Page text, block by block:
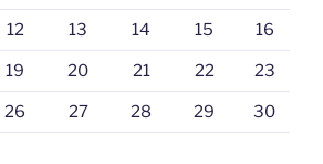
12 13 14 15 16
19 20 21 22 23
26 27 28 29 30